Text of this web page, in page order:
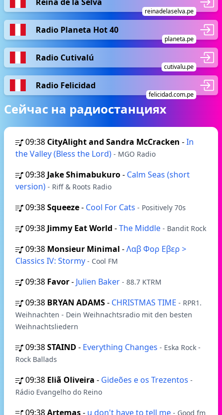
reinadelaselva.pe
Radio Planeta Hot 40
planeta.pe
Radio Cutivalú
cutivalu.pe
Radio Felicidad
felicidad.com.pe
Сейчас на радиостанциях
09:38 CityAlight and Sandra McCracken -In
the Valley (Bless the Lord) - MGO Radio
09:38 Jake Shimabukuro- Calm Seas (short
version) - Riff & Roots Radio
09:38Squeeze- Cool For Cats - Positively 70s
09:38 Jimmy Eat World -The Middle - Bandit Rock
09:38 Monsieur Minimal -Λαβ Φορ Εβερ >
Classics IV: Stormy - Cool FM
09:38 Favor- Julien Baker - 88.7 KTRM
09:38 BRYAN ADAMS- CHRISTMAS TIME - RPR1.
Weihnachten - Dein Weihnachtsradio mit den besten
Weihnachtsliedern
09:38STAIND - Everything Changes - Eska Rock -
Rock Ballads
09:38 Eliã Oliveira - Gideões e os Trezentos -
Rádio Evangelho do Reino
09:38Artemas- u don't have to tell me - Good fm